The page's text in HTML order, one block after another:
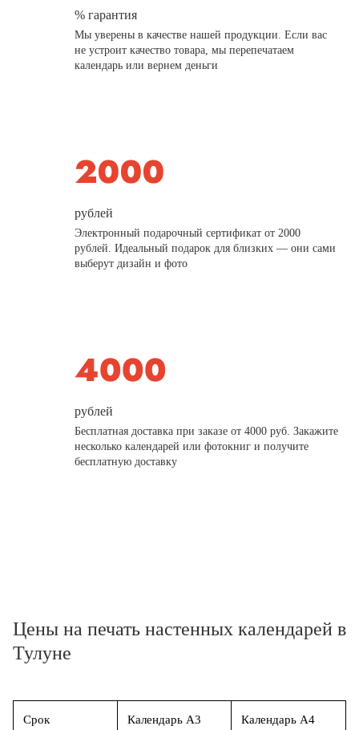
% гарантия
Мы уверены в качестве нашей продукции. Если вас
не устроит качество товара, мы перепечатаем
календарь или вернем деньги
рублей
Электронный подарочный сертификат от 2000
рублей. Идеальный подарок для близких — они сами
выберут дизайн и фото
рублей
Бесплатная доставка при заказе от 4000 руб. Закажите
несколько календарей или фотокниг и получите
бесплатную доставку
Цены на печать настенных календарей в
Тулуне
Срок
Календарь А3
Календарь А4